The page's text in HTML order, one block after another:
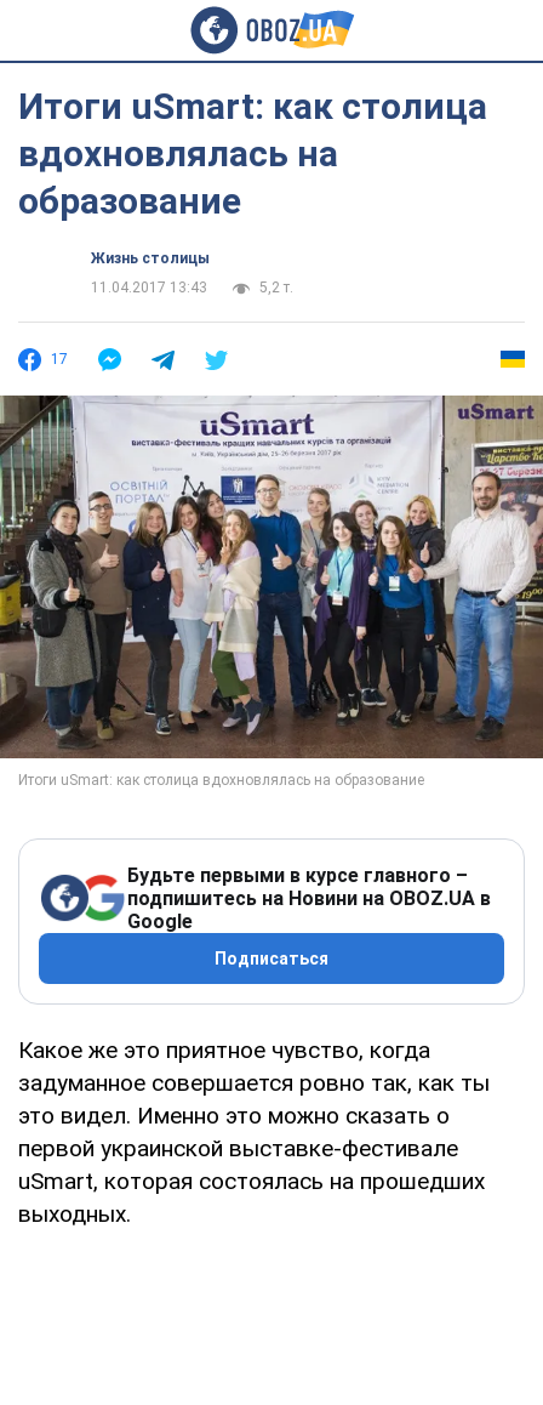
Итоги uSmart: как столица
вдохновлялась на
образование
Жизнь столицы
11.04.2017 13:43
5,2 т.
17
Будьте первыми в курсе главного –
подпишитесь на Новини на OBOZ.UA в
Google
Подписаться
Какое же это приятное чувство, когда
задуманное совершается ровно так, как ты
это видел. Именно это можно сказать о
первой украинской выставке-фестивале
uSmart, которая состоялась на прошедших
выходных.